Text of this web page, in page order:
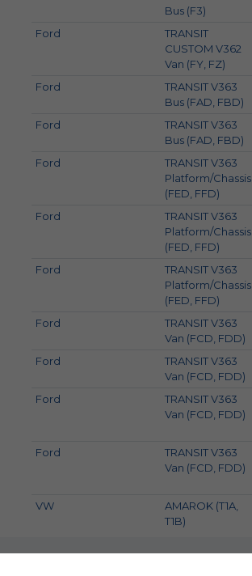
Bus (F3)
Ford
TRANSIT
CUSTOM V362
Van (FY, FZ)
Ford
TRANSIT V363
Bus (FAD, FBD)
Ford
TRANSIT V363
Bus (FAD, FBD)
Ford
TRANSIT V363
Platform/Chassis
(FED, FFD)
Ford
TRANSIT V363
Platform/Chassis
(FED, FFD)
Ford
TRANSIT V363
Platform/Chassis
(FED, FFD)
Ford
TRANSIT V363
Van (FCD, FDD)
Ford
TRANSIT V363
Van (FCD, FDD)
Ford
TRANSIT V363
Van (FCD, FDD)
Ford
TRANSIT V363
Van (FCD, FDD)
VW
AMAROK (T1A,
T1B)